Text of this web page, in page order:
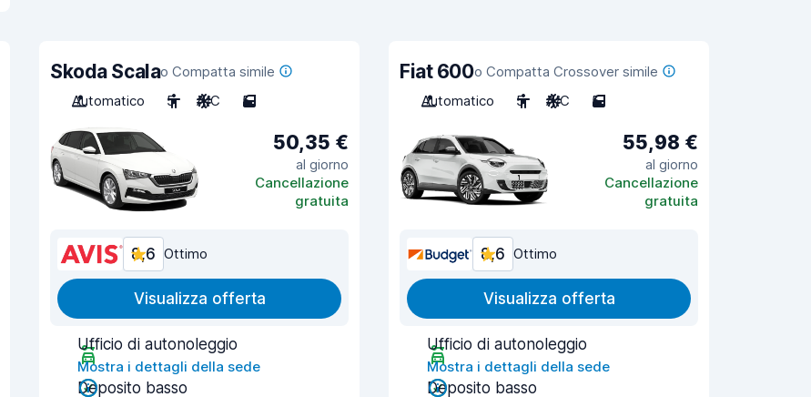
Skoda Scalao Compatta simile
Automatico
5 A/C 5
50,35 €
al giorno
Cancellazione
gratuita
8,6 Ottimo
Visualizza offerta
Ufficio di autonoleggio
Mostra i dettagli della sede
Deposito basso
Fiat 600o Compatta Crossover simile
Automatico
5 A/C 5
55,98 €
al giorno
Cancellazione
gratuita
8,6 Ottimo
Visualizza offerta
Ufficio di autonoleggio
Mostra i dettagli della sede
Deposito basso